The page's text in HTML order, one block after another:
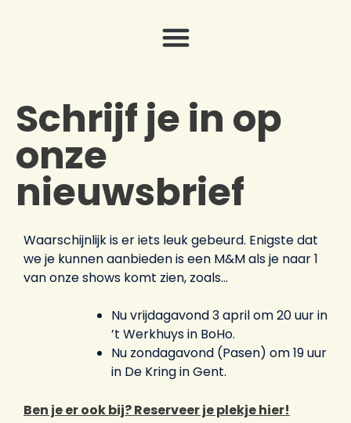
Schrijf je in op
onze
nieuwsbrief
Waarschijnlijk is er iets leuk gebeurd. Enigste dat
we je kunnen aanbieden is een M&M als je naar 1
van onze shows komt zien, zoals…
Nu vrijdagavond 3 april om 20 uur in
’t Werkhuys in BoHo.
Nu zondagavond (Pasen) om 19 uur
in De Kring in Gent.
Ben je er ook bij? Reserveer je plekje hier!